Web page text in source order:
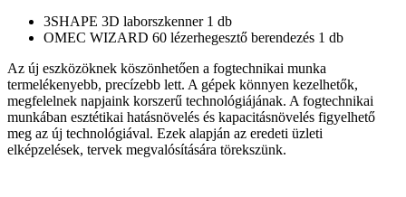
3SHAPE 3D laborszkenner 1 db
OMEC WIZARD 60 lézerhegesztő berendezés 1 db
Az új eszközöknek köszönhetően a fogtechnikai munka
termelékenyebb, precízebb lett. A gépek könnyen kezelhetők,
megfelelnek napjaink korszerű technológiájának. A fogtechnikai
munkában esztétikai hatásnövelés és kapacitásnövelés figyelhető
meg az új technológiával. Ezek alapján az eredeti üzleti
elképzelések, tervek megvalósítására törekszünk.